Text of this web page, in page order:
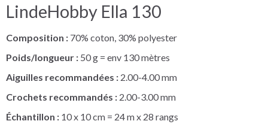
LindeHobby Ella 130
Composition : 70% coton, 30% polyester
Poids/longueur : 50 g = env 130 mètres
Aiguilles recommandées : 2.00-4.00 mm
Crochets recommandés : 2.00-3.00 mm
Échantillon : 10 x 10 cm = 24 m x 28 rangs